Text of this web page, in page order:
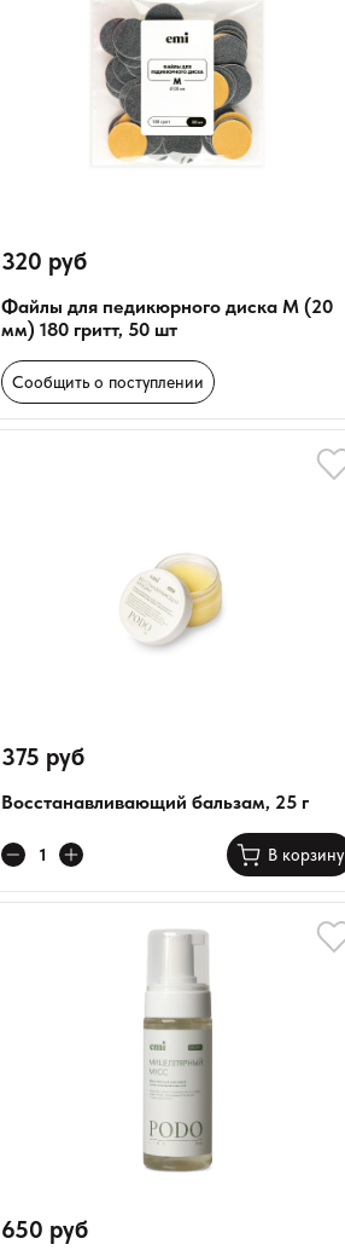
320 руб
Файлы для педикюрного диска M (20
мм) 180 гритт, 50 шт
Сообщить о поступлении
375 руб
Восстанавливающий бальзам, 25 г
В корзину
650 руб